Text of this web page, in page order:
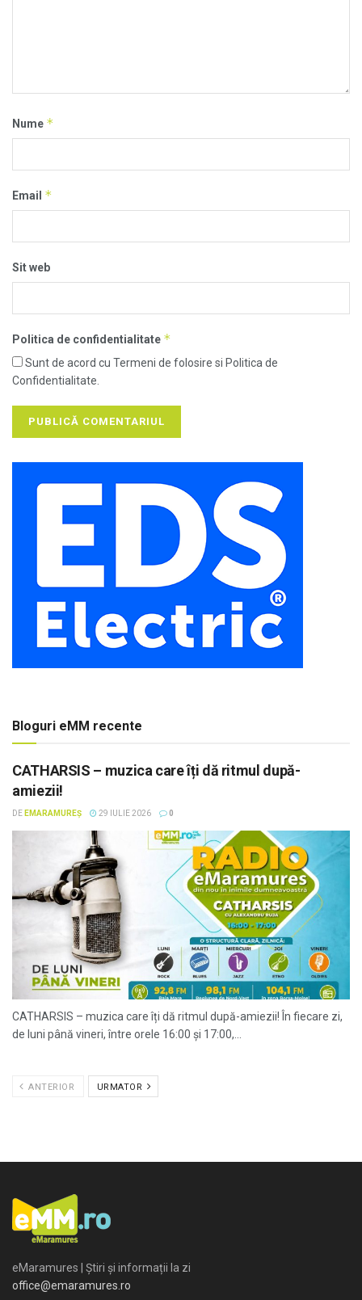
Nume *
Email *
Sit web
Politica de confidentialitate *
Sunt de acord cu Termeni de folosire si Politica de
Confidentialitate.
Bloguri eMM recente
CATHARSIS – muzica care îți dă ritmul după-
amiezii!
DE EMARAMUREȘ 29 IULIE 2026 0
CATHARSIS – muzica care îți dă ritmul după-amiezii! În fiecare zi,
de luni până vineri, între orele 16:00 și 17:00,...
ANTERIOR URMATOR
eMaramures | Știri și informații la zi
office@emaramures.ro